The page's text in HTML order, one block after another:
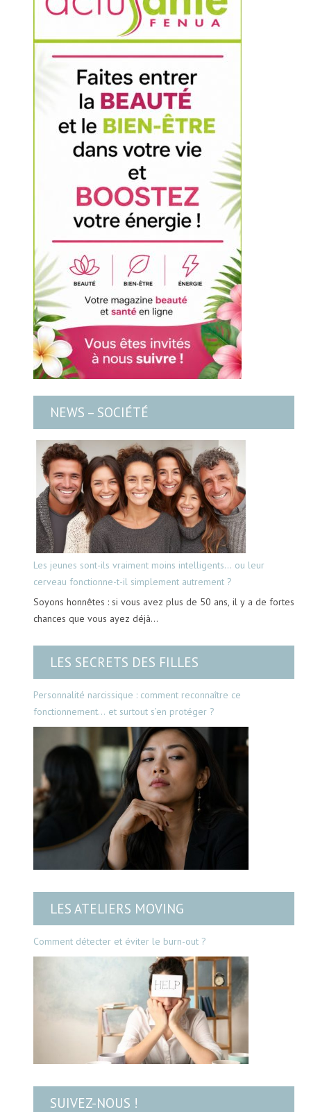
NEWS – SOCIÉTÉ
Les jeunes sont-ils vraiment moins intelligents… ou leur
cerveau fonctionne-t-il simplement autrement ?
Soyons honnêtes : si vous avez plus de 50 ans, il y a de fortes
chances que vous ayez déjà…
LES SECRETS DES FILLES
Personnalité narcissique : comment reconnaître ce
fonctionnement… et surtout s’en protéger ?
LES ATELIERS MOVING
Comment détecter et éviter le burn-out ?
SUIVEZ-NOUS !